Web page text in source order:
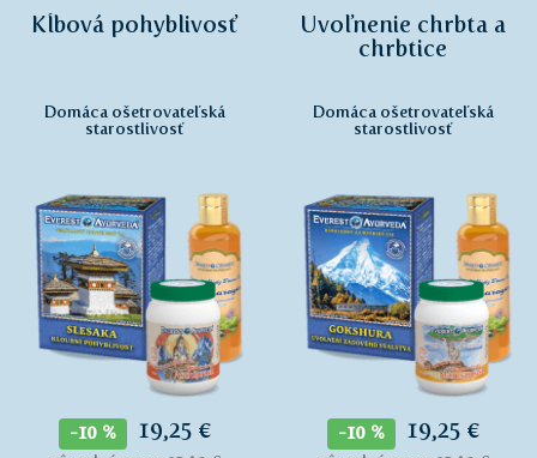
Kĺbová pohyblivosť
Domáca ošetrovateľská
starostlivosť
-10 % 19,25 €
Uvoľnenie chrbta a
chrbtice
Domáca ošetrovateľská
starostlivosť
-10 % 19,25 €